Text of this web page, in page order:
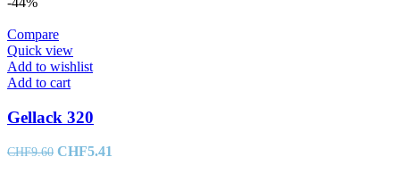
Compare
Quick view
Add to wishlist
Add to cart
Gellack 320
CHF9.60 Original
CHF5.41